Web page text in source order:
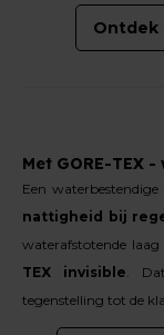
Ontdek
Met GORE-TEX
Een waterbestendige
nattigheid bij
waterafstotende
TEX invisible.
tegenstelling tot de